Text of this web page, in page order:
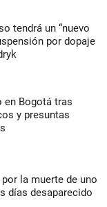
tendrá un “nuevo
por dopaje
en Bogotá tras
y presuntas
la muerte de uno
días desaparecido